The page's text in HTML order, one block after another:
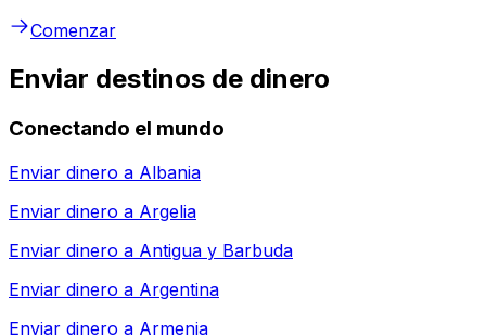
Comenzar
Enviar destinos de dinero
Conectando el mundo
Enviar dinero a Albania
Enviar dinero a Argelia
Enviar dinero a Antigua y Barbuda
Enviar dinero a Argentina
Enviar dinero a Armenia